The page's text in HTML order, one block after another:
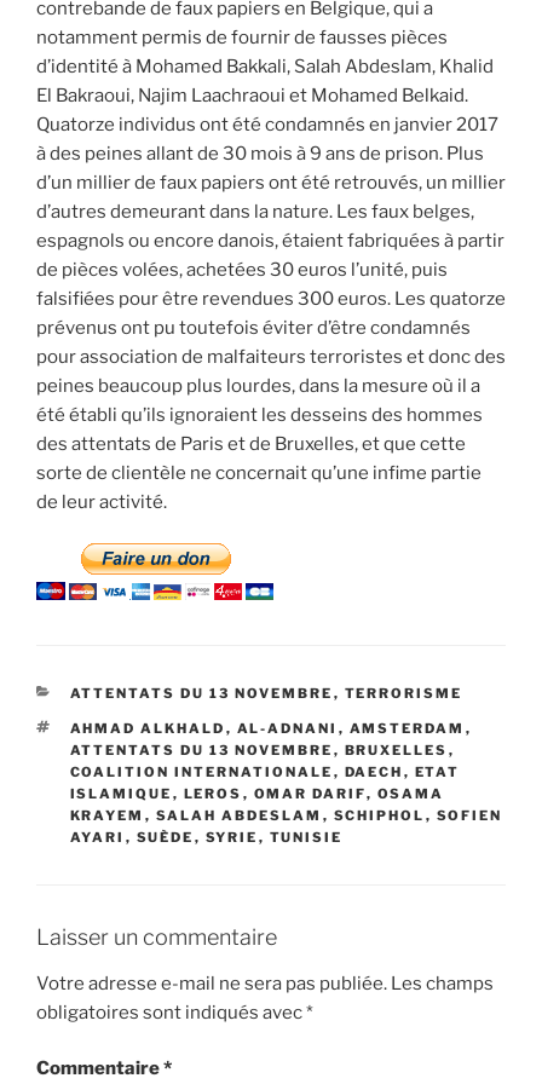
contrebande de faux papiers en Belgique, qui a
notamment permis de fournir de fausses pièces
d’identité à Mohamed Bakkali, Salah Abdeslam, Khalid
El Bakraoui, Najim Laachraoui et Mohamed Belkaid.
Quatorze individus ont été condamnés en janvier 2017
à des peines allant de 30 mois à 9 ans de prison. Plus
d’un millier de faux papiers ont été retrouvés, un millier
d’autres demeurant dans la nature. Les faux belges,
espagnols ou encore danois, étaient fabriquées à partir
de pièces volées, achetées 30 euros l’unité, puis
falsifiées pour être revendues 300 euros. Les quatorze
prévenus ont pu toutefois éviter d’être condamnés
pour association de malfaiteurs terroristes et donc des
peines beaucoup plus lourdes, dans la mesure où il a
été établi qu’ils ignoraient les desseins des hommes
des attentats de Paris et de Bruxelles, et que cette
sorte de clientèle ne concernait qu’une infime partie
de leur activité.
CATÉGORIES
ATTENTATS DU 13 NOVEMBRE , TERRORISME
ÉTIQUETTES
AHMAD ALKHALD , AL-ADNANI , AMSTERDAM ,
ATTENTATS DU 13 NOVEMBRE , BRUXELLES ,
COALITION INTERNATIONALE , DAECH , ETAT
ISLAMIQUE , LEROS , OMAR DARIF, OSAMA
KRAYEM , SALAH ABDESLAM , SCHIPHOL , SOFIEN
AYARI , SUÈDE , SYRIE , TUNISIE
Laisser un commentaire
Votre adresse e-mail ne sera pas publiée. Les champs
obligatoires sont indiqués avec*
Commentaire*